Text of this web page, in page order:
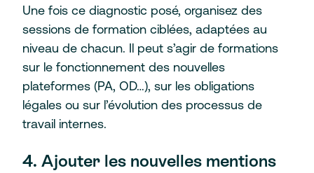
Une fois ce diagnostic posé, organisez des
sessions de formation ciblées, adaptées au
niveau de chacun. Il peut s’agir de formations
sur le fonctionnement des nouvelles
plateformes (PA, OD…), sur les obligations
légales ou sur l’évolution des processus de
travail internes.
4. Ajouter les nouvelles mentions